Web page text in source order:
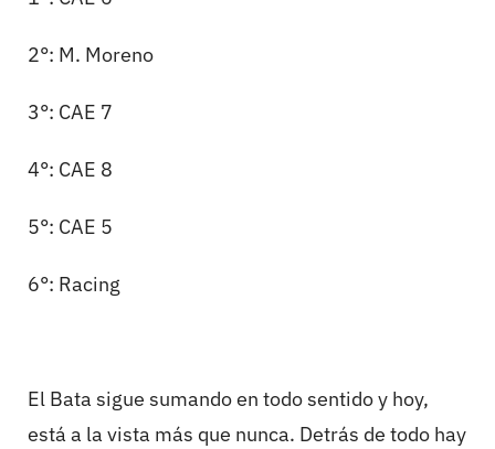
2°: M. Moreno
3°: CAE 7
4°: CAE 8
5°: CAE 5
6°: Racing
El Bata sigue sumando en todo sentido y hoy,
está a la vista más que nunca. Detrás de todo hay